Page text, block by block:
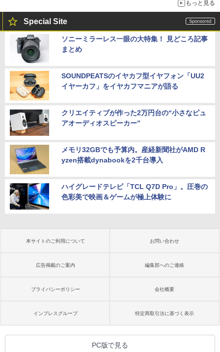
もっと見る
Special Site
ソニーミラーレス一眼の大特集！ 見どころ記事
まとめ
SOUNDPEATSのイヤカフ型イヤフォン「UU2
イヤーカフ」をイヤカフマニアが語る
クリエイティブが作った2万円台の“小さなピュ
アオーディオスピーカー”
メモリ32GBでも予算内。産経新聞社がAMD R
yzen搭載dynabookを2千台導入
ハイグレードテレビ「TCL Q7D Pro」。圧巻の
色彩美で映画＆ゲームが極上体験に
本サイトのご利用について お問い合わせ
広告掲載のご案内 編集部へのご連絡
プライバシーポリシー 会社概要
インプレスグループ 特定商取引法に基づく表示
PC版で見る